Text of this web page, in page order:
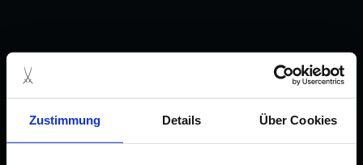
Zustimmung Details Über Cookies